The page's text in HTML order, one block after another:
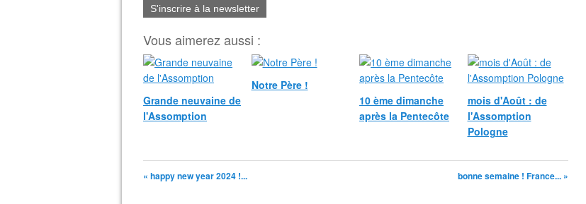
S'inscrire à la newsletter
Vous aimerez aussi :
Grande neuvaine de
l'Assomption
Notre Père !
10 ème dimanche
après la Pentecôte
mois d'Août : de
l'Assomption
Pologne
« happy new year 2024 !... bonne semaine ! France... »